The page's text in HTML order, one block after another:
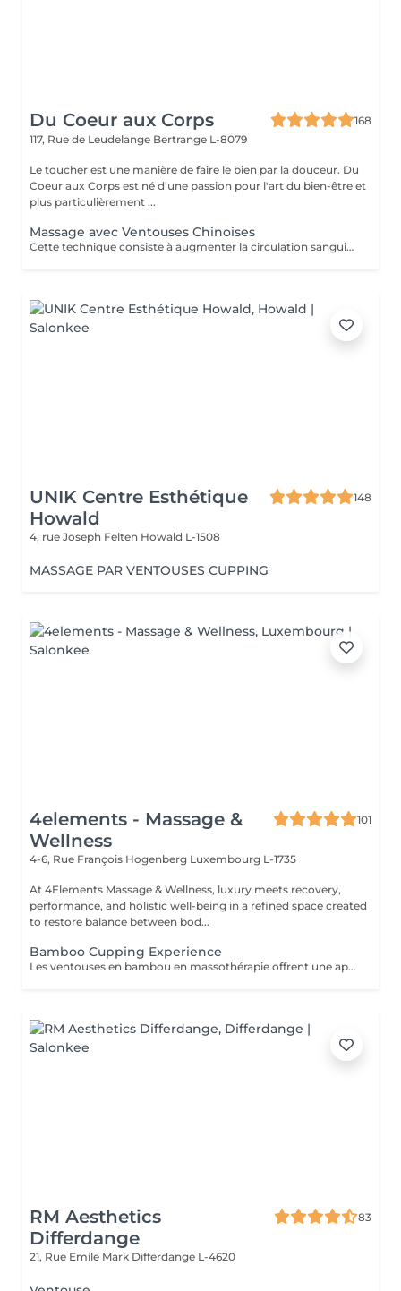
Du Coeur aux Corps
168
117, Rue de Leudelange Bertrange L-8079
Le toucher est une manière de faire le bien par la douceur. Du
Coeur aux Corps est né d'une passion pour l'art du bien-être et
plus particulièrement ...
Massage avec Ventouses Chinoises
Cette technique consiste à augmenter la circulation sanguine. L'objectif est de créer un effet de succion qui favorisera la décongestion des tissus, l'évacuation des toxines et la mobilité des tissus. Prioritairement, cette pratique s'effectue sur le dos.
UNIK Centre Esthétique
Howald
148
4, rue Joseph Felten Howald L-1508
MASSAGE PAR VENTOUSES CUPPING
4elements - Massage &
Wellness
101
4-6, Rue François Hogenberg Luxembourg L-1735
At 4Elements Massage & Wellness, luxury meets recovery,
performance, and holistic well-being in a refined space created
to restore balance between bod...
Bamboo Cupping Experience
Les ventouses en bambou en massothérapie offrent une approche naturelle, douce et non invasive pour le soin du corps Elles agissent en profondeur tout en respectant les tissus, sans provoquer de douleur ni de marques. Bienfaits principaux : Stimulent la microcirculation sanguine et améliorent l'oxygénation des tissus Favorisent la récupération musculaire et réduisent les tensions, notamment au niveau du dos et de la nuque Produisent un effet de drainage lymphatique, aidant à diminuer les dèmes Améliorent la tonicité et l'élasticité de la peau Induisent une relaxation profonde, bénéfique en cas de stress Grâce aux propriétés naturelles du bambou, le massage se caractérise par un glissement fluide et une pression maîtrisée, garantissant un soin confortable et non traumatique. Contre-indications : Affections cutanées inflammatoires, varices, hypertension artérielle sévère, fragilité vasculaire.
RM Aesthetics
Differdange
83
21, Rue Emile Mark Differdange L-4620